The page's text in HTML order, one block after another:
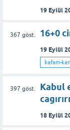
19 Eylül
367 göst. 16+0
19 Eylül
kafam-
397 göst.
Kabul
18 Eylül